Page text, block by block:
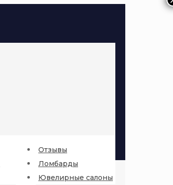
Отзывы
Ломбарды
Ювелирные салоны